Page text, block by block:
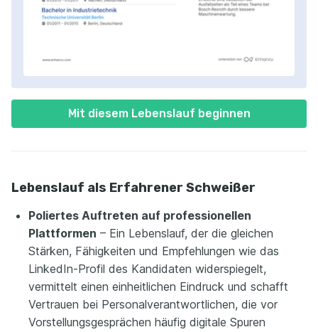
Mit diesem Lebenslauf beginnen
Lebenslauf als Erfahrener Schweißer
Poliertes Auftreten auf professionellen
Plattformen – Ein Lebenslauf, der die gleichen
Stärken, Fähigkeiten und Empfehlungen wie das
LinkedIn-Profil des Kandidaten widerspiegelt,
vermittelt einen einheitlichen Eindruck und schafft
Vertrauen bei Personalverantwortlichen, die vor
Vorstellungsgesprächen häufig digitale Spuren